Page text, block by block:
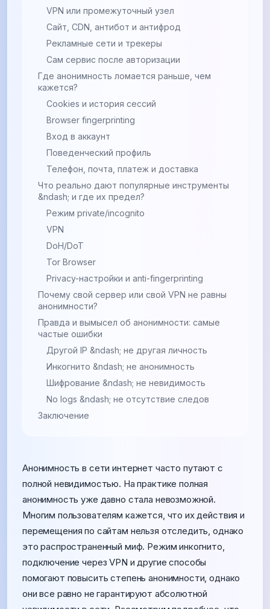
VPN или промежуточный узел
Сайт, CDN, антибот и антифрод
Рекламные сети и трекеры
Сам сервис после авторизации
Где анонимность ломается раньше, чем
кажется?
Cookies и история сессий
Browser fingerprinting
Вход в аккаунт
Поведенческий профиль
Телефон, почта, платеж и доставка
Что реально дают популярные инструменты
&ndash; и где их предел?
Режим private/incognito
VPN
DoH/DoT
Tor Browser
Privacy-настройки и anti-fingerprinting
Почему свой сервер или свой VPN не равны
анонимности?
Правда и вымысел об анонимности: самые
частые ошибки
Другой IP &ndash; не другая личность
Инкогнито &ndash; не анонимность
Шифрование &ndash; не невидимость
No logs &ndash; не отсутствие следов
Заключение
Анонимность в сети интернет часто путают с
полной невидимостью. На практике полная
анонимность уже давно стала невозможной.
Многим пользователям кажется, что их действия и
перемещения по сайтам нельзя отследить, однако
это распространенный миф. Режим инкогнито,
подключение через VPN и другие способы
помогают повысить степень анонимности, однако
они все равно не гарантируют абсолютной